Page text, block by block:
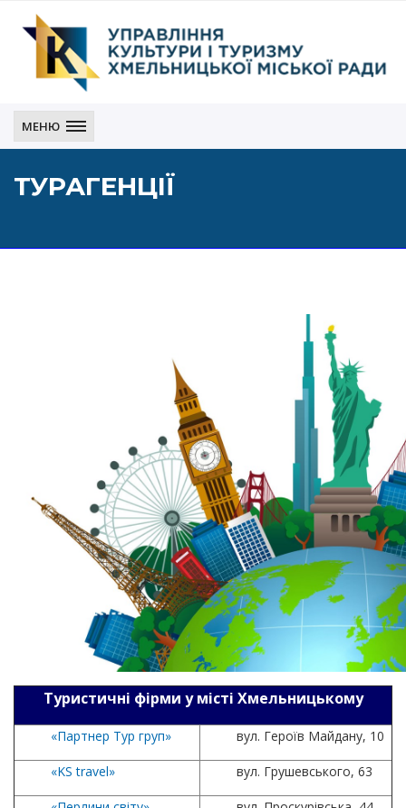
культури
і
Хмельницької
МЕНЮ
ТУРАГЕНЦІЇ
Туристичні фірми у місті Хмельницькому
«Партнер Тур груп» вул. Героїв Майдану, 10
«KS travel» вул. Грушевського, 63